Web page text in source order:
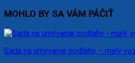
MOHLO BY SA VÁM PÁČIŤ
Sada na umývanie podlahy – malý